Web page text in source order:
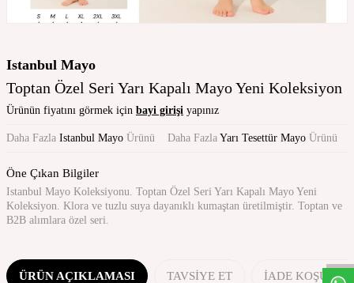
Istanbul Mayo
Toptan Özel Seri Yarı Kapalı Mayo Yeni Koleksiyon
Ürünün fiyatını görmek için bayi girişi yapınız
Daha Fazla Istanbul Mayo Ürünü Daha Fazla Yarı Tesettür Mayo Ürünü
Öne Çıkan Bilgiler
Istanbul Mayo Koleksiyonu. Toptan Özel Seri Yarı Kapalı Mayo Yeni
Koleksiyon. Klora ve tuzlu suya dayanıklı kumaştan üretilmiştir. Toptan ve
B2B alımlara özel seri.
ÜRÜN AÇIKLAMASI TAVSIYE ET İADE